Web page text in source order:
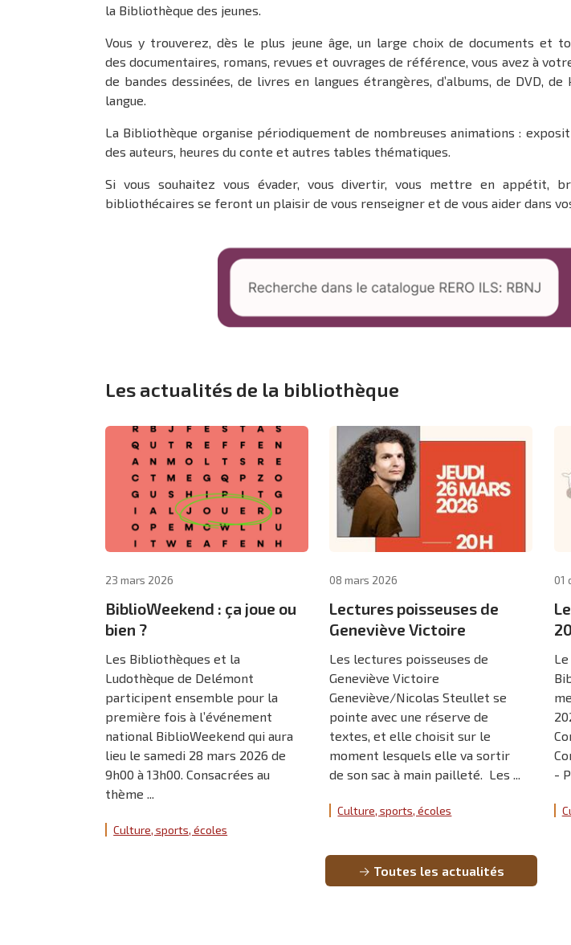
la Bibliothèque des jeunes.
Vous y trouverez, dès le plus jeune âge, un large choix de documents et
des documentaires, romans, revues et ouvrages de référence, vous avez à
de bandes dessinées, de livres en langues étrangères, d’albums, de DVD,
langue.
La Bibliothèque organise périodiquement de nombreuses animations :
des auteurs, heures du conte et autres tables thématiques.
Si vous souhaitez vous évader, vous divertir, vous mettre en appétit,
bibliothécaires se feront un plaisir de vous renseigner et de vous aider dans
Les actualités de la bibliothèque
23 mars 2026
BiblioWeekend : ça joue ou
bien ?
Les Bibliothèques et la
Ludothèque de Delémont
participent ensemble pour la
première fois à l’événement
national BiblioWeekend qui aura
lieu le samedi 28 mars 2026 de
9h00 à 13h00. Consacrées au
thème ...
Culture, sports, écoles
08 mars 2026
Lectures poisseuses de
Geneviève Victoire
Les lectures poisseuses de
Geneviève Victoire
Geneviève/Nicolas Steullet se
pointe avec une réserve de
textes, et elle choisit sur le
moment lesquels elle va sortir
de son sac à main pailleté. Les ...
Culture, sports, écoles
01
-
Toutes les actualités